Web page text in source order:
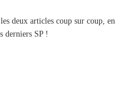
deux articles coup sur coup,
derniers SP !